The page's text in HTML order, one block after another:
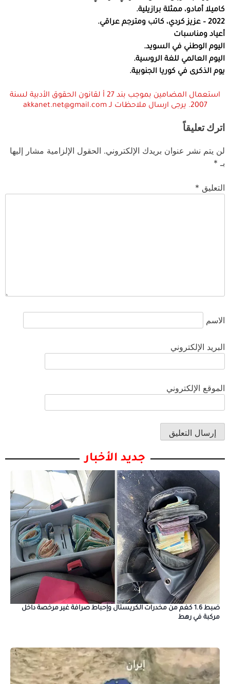
كاميلا أمادو، ممثلة برازيلية.
2022 – عزيز كردي، كاتب ومترجم عراقي.
أعياد ومناسبات
اليوم الوطني في السويد.
اليوم العالمي للغة الروسية.
يوم الذكرى في كوريا الجنوبية.
استعمال المضامين بموجب بند 27 أ لقانون الحقوق الأدبية لسنة
2007. يرجى ارسال ملاحظات لـ akkanet.net@gmail.com
اترك تعليقاً
لن يتم نشر عنوان بريدك الإلكتروني. الحقول الإلزامية مشار إليها
بـ *
التعليق *
الاسم
البريد الإلكتروني
الموقع الإلكتروني
جديد الأخبار
ضبط 1.6 كغم من مخدرات الكريستال وإحباط صرافة غير مرخصة داخل
مركبة في رهط